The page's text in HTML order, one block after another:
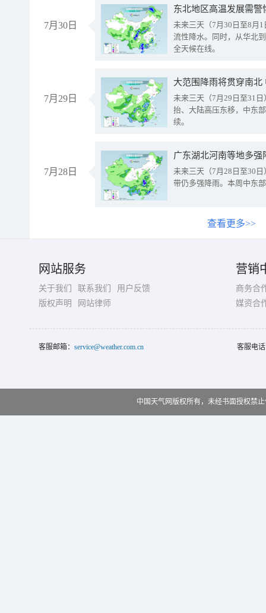
7月30日
东北地区高温发展需
未来三天（7月30日至8月
流性降水。同时，从华北
全天候在线。
7月29日
大范围降雨将贯穿南
未来三天（7月29日至31
抬、大陆高压东移，中东
续。
7月28日
广东湖北河南等地多
未来三天（7月28日至30
带仍多强降雨。本周中东
查看更多>>
网站服务
关于我们 联系我们
用户反馈
版权声明
网站律师
营销
商务合
媒资合
客服邮箱： service@weather.com.cn 客服电
中国天气网版权所有，未经书面授权